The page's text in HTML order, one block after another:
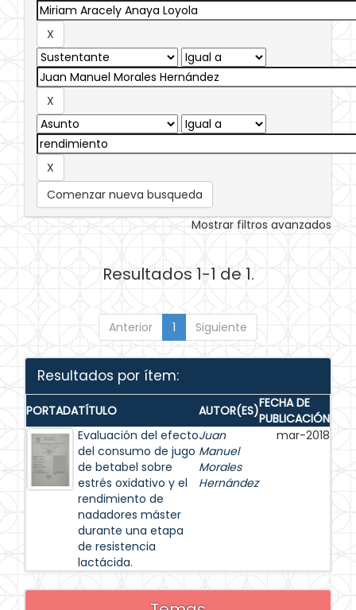
Comenzar nueva busqueda
Mostrar filtros avanzados
Resultados 1-1 de 1.
Anterior 1 Siguiente
Resultados por ítem:
PORTADATÍTULO AUTOR(ES)FECHA DE
PUBLICACIÓN
Evaluación del efecto
del consumo de jugo
de betabel sobre
estrés oxidativo y el
rendimiento de
nadadores máster
durante una etapa
de resistencia
lactácida.
Juan
Manuel
Morales
Hernández
mar-2018